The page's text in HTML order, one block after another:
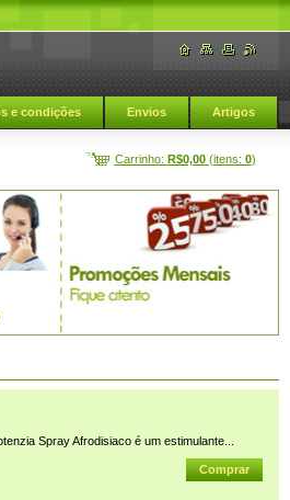
e condições Envios Artigos
Carrinho: R$0,00(itens: 0)
Spray Afrodisiaco é um estimulante...